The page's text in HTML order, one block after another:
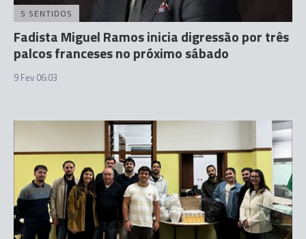
5 SENTIDOS
Fadista Miguel Ramos inicia digressão por três
palcos franceses no próximo sábado
9 Fev 06:03